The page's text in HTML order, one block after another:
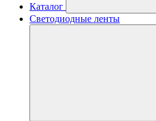
Каталог
Светодиодные ленты